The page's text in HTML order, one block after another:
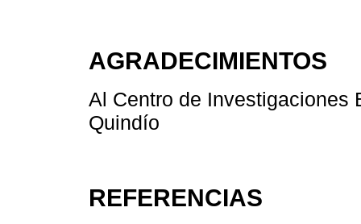
AGRADECIMIENTOS
Al Centro de Investigaciones
Quindío
REFERENCIAS